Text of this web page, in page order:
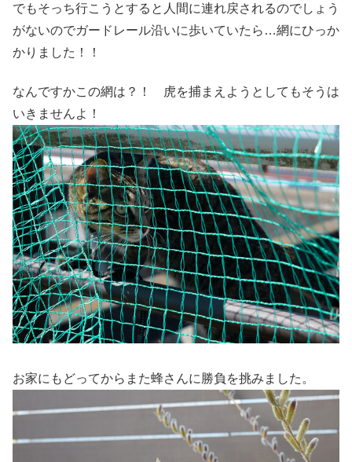
でもそっち行こうとすると人間に連れ戻されるのでしょう
がないのでガードレール沿いに歩いていたら…網にひっか
かりました！！
なんですかこの網は？！ 虎を捕まえようとしてもそうは
いきませんよ！
お家にもどってからまた蜂さんに勝負を挑みました。